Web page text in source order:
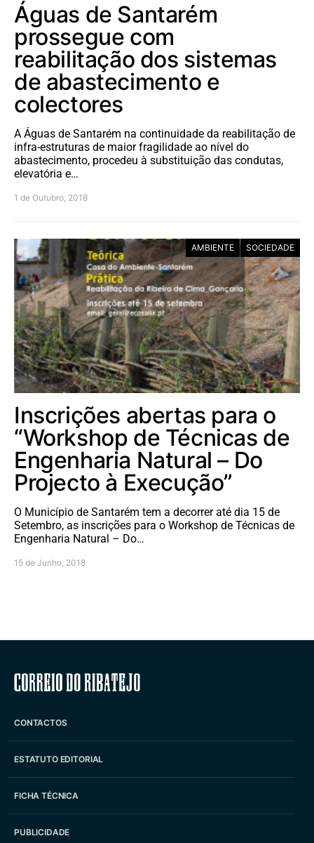
Águas de Santarém
prossegue com
reabilitação dos sistemas
de abastecimento e
colectores
A Águas de Santarém na continuidade da reabilitação de
infra-estruturas de maior fragilidade ao nível do
abastecimento, procedeu à substituição das condutas,
elevatória e…
1 de Outubro, 2018
AMBIENTE SOCIEDADE
Inscrições abertas para o
“Workshop de Técnicas de
Engenharia Natural – Do
Projecto à Execução”
O Município de Santarém tem a decorrer até dia 15 de
Setembro, as inscrições para o Workshop de Técnicas de
Engenharia Natural – Do…
15 de Junho, 2018
Correio do Ribatejo
CONTACTOS
ESTATUTO EDITORIAL
FICHA TÉCNICA
PUBLICIDADE